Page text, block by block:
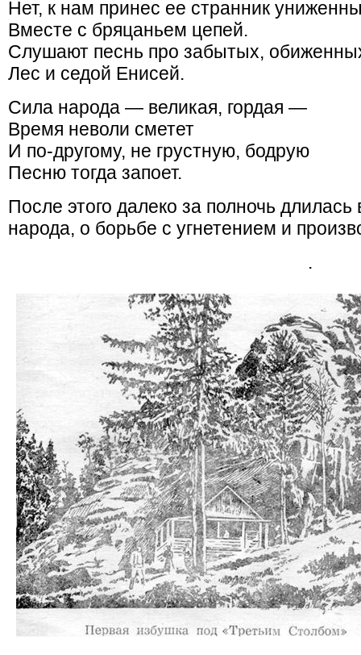
Нет, к нам принес ее странник
Вместе с бряцаньем цепей.
Слушают песнь про забытых,
Лес и седой Енисей.
Сила народа — великая, гордая —
Время неволи сметет
И по-другому, не грустную, бодрую
Песню тогда запоет.
После этого далеко за полночь
народа, о борьбе с угнетением и
.